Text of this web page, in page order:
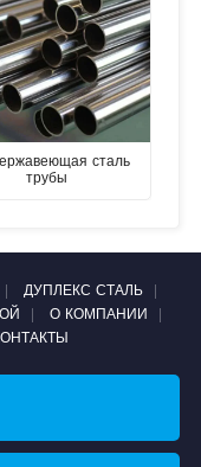
сталь
трубы
ДУПЛЕКС СТАЛЬ
О КОМПАНИИ